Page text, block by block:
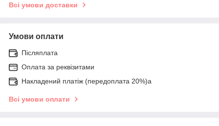
Всі умови доставки
Умови оплати
Післяплата
Оплата за реквізитами
Накладений платіж (передоплата 20%)а
Всі умови оплати